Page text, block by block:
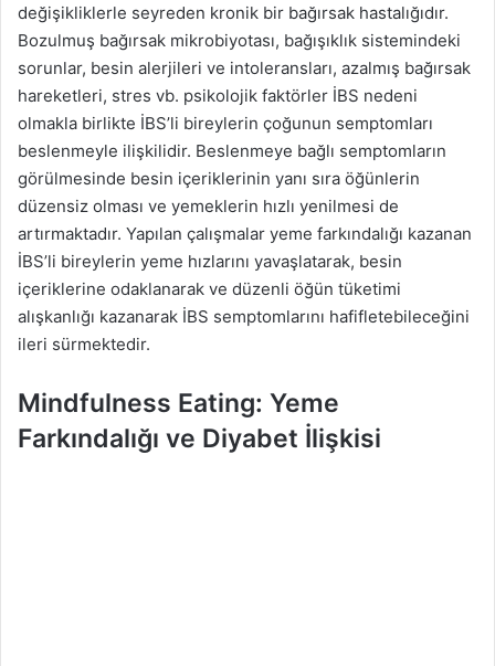
değişikliklerle seyreden kronik bir bağırsak hastalığıdır.
Bozulmuş bağırsak mikrobiyotası, bağışıklık sistemindeki
sorunlar, besin alerjileri ve intoleransları, azalmış bağırsak
hareketleri, stres vb. psikolojik faktörler İBS nedeni
olmakla birlikte İBS’li bireylerin çoğunun semptomları
beslenmeyle ilişkilidir. Beslenmeye bağlı semptomların
görülmesinde besin içeriklerinin yanı sıra öğünlerin
düzensiz olması ve yemeklerin hızlı yenilmesi de
artırmaktadır. Yapılan çalışmalar yeme farkındalığı kazanan
İBS’li bireylerin yeme hızlarını yavaşlatarak, besin
içeriklerine odaklanarak ve düzenli öğün tüketimi
alışkanlığı kazanarak İBS semptomlarını hafifletebileceğini
ileri sürmektedir.
Mindfulness Eating: Yeme
Farkındalığı ve Diyabet İlişkisi